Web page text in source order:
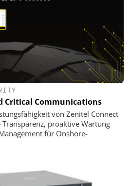
Critical Communications
von Zenitel Connect
proaktive Wartung
für Onshore-